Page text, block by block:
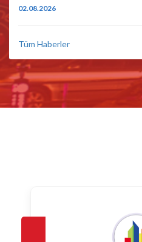
02.08.2026
Tüm Haberler